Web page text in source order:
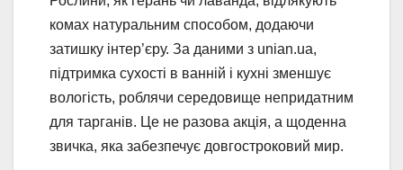
комах натуральним способом, додаючи
затишку інтер’єру. За даними з unian.ua,
підтримка сухості в ванній і кухні зменшує
вологість, роблячи середовище непридатним
для тарганів. Це не разова акція, а щоденна
звичка, яка забезпечує довгостроковий мир.